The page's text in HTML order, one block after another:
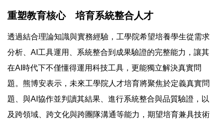
重塑教育核心 培育系統整合人才
透過結合理論知識與實務經驗，工學院希望培養學生從需求
分析、AI工具運用、系統整合到成果驗證的完整能力，讓其
在AI時代下不僅懂得運用科技工具，更能獨立解決真實問
題。熊博安表示，未來工學院人才培育將聚焦於定義真實問
題、與AI協作並判讀其結果、進行系統整合與品質驗證，以
及跨領域、跨文化與跨團隊溝通等能力，期望培育兼具技術